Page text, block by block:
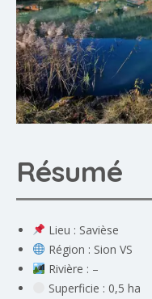
Résumé
Lieu : Savièse
Région : Sion VS
Rivière : –
Superficie : 0,5 ha